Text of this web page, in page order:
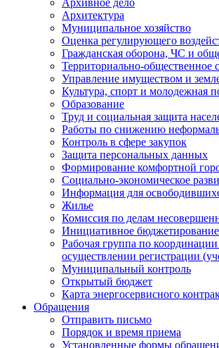
Архивное дело
Архитектура
Муниципальное хозяйство
Оценка регулирующего
Гражданская оборона, ЧС и
Территориально-общественное
Управление имуществом и
Культура, спорт и молодежная
Образование
Труд и социальная защита
Работы по снижению
Контроль в сфере закупок
Защита персональных данных
Формирование комфортной
Социально-экономическое
Информация для
Жилье
Комиссия по делам
Инициативное бюджетирование
Рабочая группа по
осуществлении регистрации
Муниципальный контроль
Открытый бюджет
Карта энергосервисного
Обращения
Отправить письмо
Порядок и время приема
Установленные формы